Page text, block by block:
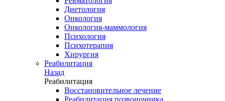
Диетология
Онкология
Онкология-маммология
Психология
Психотерапия
Хирургия
Реабилитация
Назад
Реабилитация
Восстановительное лечение
Реабилитация позвоночника